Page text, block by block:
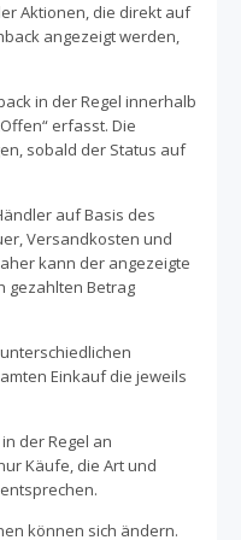
Aktionen, die direkt auf
angezeigt werden,
in der Regel innerhalb
erfasst. Die
sobald der Status auf
auf Basis des
Versandkosten und
kann der angezeigte
gezahlten Betrag
Einkauf die jeweils
der Regel an
Käufe, die Art und
können sich ändern.